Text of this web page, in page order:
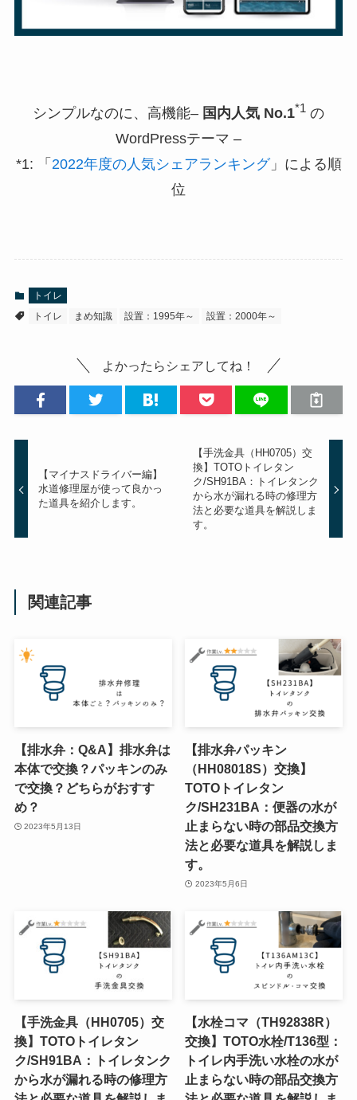
シンプルなのに、高機能– 国内人気 No.1*1 の
WordPressテーマ –
*1: 「 2022年度の人気シェアランキング」による順
位
トイレ
トイレ
まめ知識 設置：1995年～ 設置：2000年～
よかったらシェアしてね！
【マイナスドライバー編】
水道修理屋が使って良かっ
た道具を紹介します。
【手洗金具（HH0705）交
換】TOTOトイレタン
ク/SH91BA：トイレタンク
から水が漏れる時の修理方
法と必要な道具を解説しま
す。
関連記事
【排水弁：Q&A】排水弁は
本体で交換？パッキンのみ
で交換？どちらがおすす
め？
2023年5月13日
【排水弁パッキン
（HH08018S）交換】
TOTOトイレタン
ク/SH231BA：便器の水が
止まらない時の部品交換方
法と必要な道具を解説しま
す。
2023年5月6日
【手洗金具（HH0705）交
換】TOTOトイレタン
ク/SH91BA：トイレタンク
から水が漏れる時の修理方
【水栓コマ（TH92838R）
交換】TOTO水栓/T136型：
トイレ内手洗い水栓の水が
止まらない時の部品交換方